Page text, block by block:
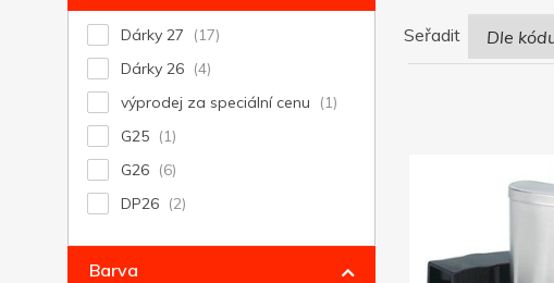
Dárky 27
Dárky 26
výprodej za speciální cenu
G25
G26
DP26
Barva
Seřadit Dle